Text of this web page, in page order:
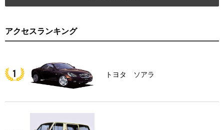
アクセスランキング
トヨタ ソアラ